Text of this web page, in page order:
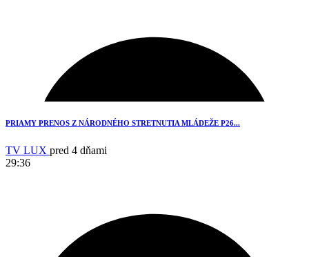
PRIAMY PRENOS Z NÁRODNÉHO STRETNUTIA MLÁDEŽE P26...
TV LUX pred 4 dňami
29:36